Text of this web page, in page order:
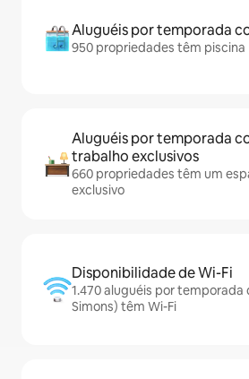
Aluguéis por temporada
950 propriedades têm piscina
Aluguéis por temporada
trabalho exclusivos
660 propriedades têm um
exclusivo
Disponibilidade de Wi-Fi
1.470 aluguéis por
Simons) têm Wi-Fi